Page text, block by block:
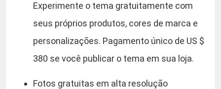
Experimente o tema gratuitamente com
seus próprios produtos, cores de marca e
personalizações. Pagamento único de US $
380 se você publicar o tema em sua loja.
Fotos gratuitas em alta resolução